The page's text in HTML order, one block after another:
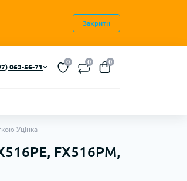
Закрити
063-56-71
0 0 0
Уцінка
FX516PM,